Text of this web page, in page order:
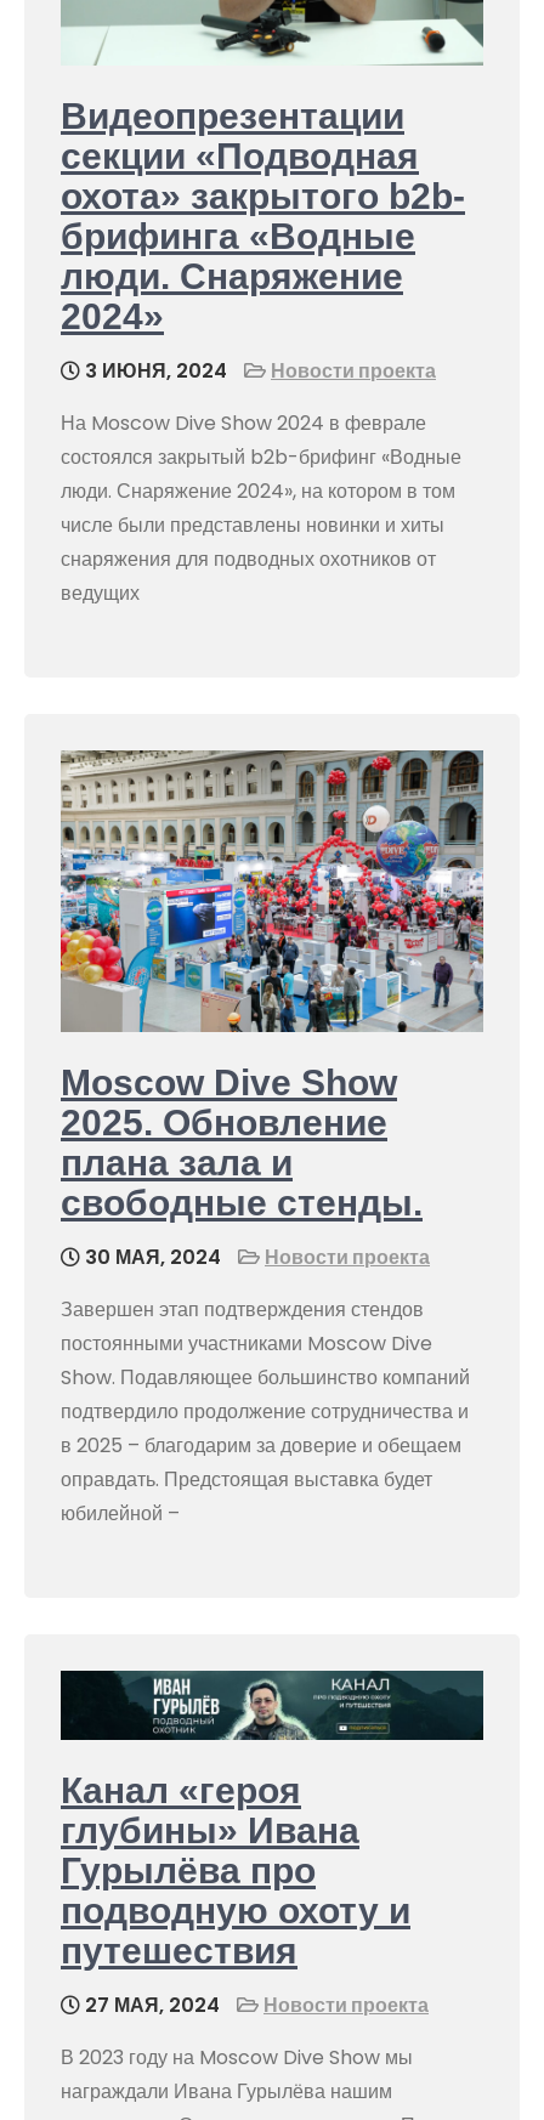
Видеопрезентации
секции «Подводная
охота» закрытого b2b-
брифинга «Водные
люди. Снаряжение
2024»
3 ИЮНЯ, 2024
Новости проекта
На Moscow Dive Show 2024 в феврале
состоялся закрытый b2b-брифинг «Водные
люди. Снаряжение 2024», на котором в том
числе были представлены новинки и хиты
снаряжения для подводных охотников от
ведущих
Moscow Dive Show
2025. Обновление
плана зала и
свободные стенды.
30 МАЯ, 2024
Новости проекта
Завершен этап подтверждения стендов
постоянными участниками Moscow Dive
Show. Подавляющее большинство компаний
подтвердило продолжение сотрудничества и
в 2025 – благодарим за доверие и обещаем
оправдать. Предстоящая выставка будет
юбилейной –
Канал «героя
глубины» Ивана
Гурылёва про
подводную охоту и
путешествия
27 МАЯ, 2024
Новости проекта
В 2023 году на Moscow Dive Show мы
награждали Ивана Гурылёва нашим